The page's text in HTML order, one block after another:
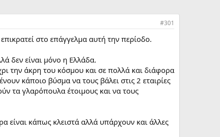
#301
στο επάγγελμα αυτή την περίοδο.
δεν είναι μόνο η Ελλάδα.
την άκρη του κόσμου και σε πολλά και διάφορα
κάποιο βύσμα να τους βάλει στις 2 εταιρίες
τα γλαρόπουλα έτοιμους και να τους
κάπως κλειστά αλλά υπάρχουν και άλλες